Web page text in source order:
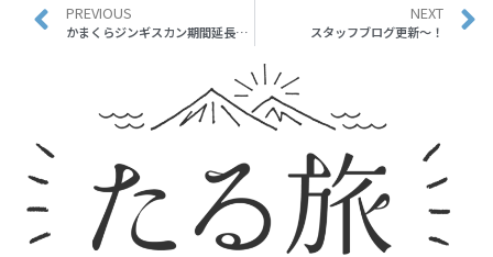
PREVIOUS
かまくらジンギスカン期間延長決定～！！
NEXT
スタッフブログ更新～！